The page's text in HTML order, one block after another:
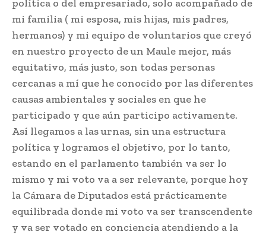
política o del empresariado, solo acompañado de
mi familia ( mi esposa, mis hijas, mis padres,
hermanos) y mi equipo de voluntarios que creyó
en nuestro proyecto de un Maule mejor, más
equitativo, más justo, son todas personas
cercanas a mí que he conocido por las diferentes
causas ambientales y sociales en que he
participado y que aún participo activamente.
Así llegamos a las urnas, sin una estructura
política y logramos el objetivo, por lo tanto,
estando en el parlamento también va ser lo
mismo y mi voto va a ser relevante, porque hoy
la Cámara de Diputados está prácticamente
equilibrada donde mi voto va ser transcendente
y va ser votado en conciencia atendiendo a la